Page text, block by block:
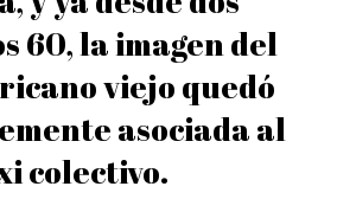
60, la imagen del
viejo quedó
asociada al
colectivo.